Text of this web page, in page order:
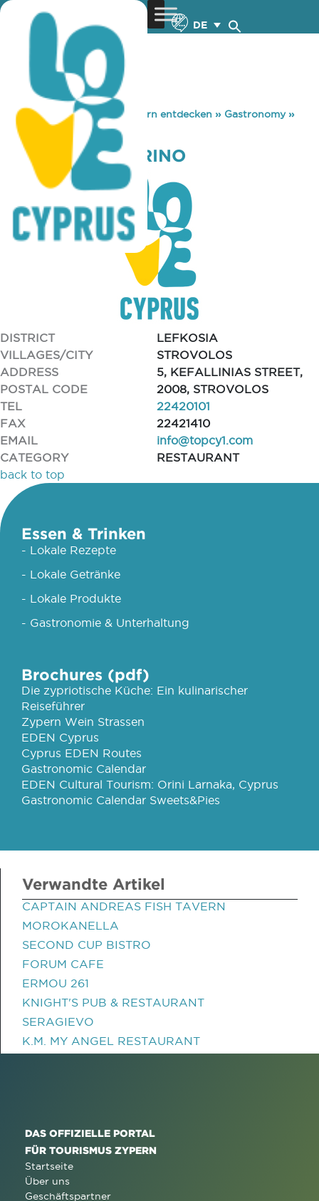
DE
You are here: Home »Zypern entdecken » Gastronomy»
YUMMY MANDARINO
YUMMY MANDARINO
DISTRICT
LEFKOSIA
VILLAGES/CITY
STROVOLOS
ADDRESS
5, KEFALLINIAS STREET,
POSTAL CODE
2008, STROVOLOS
TEL
22420101
FAX
22421410
EMAIL
info@topcy1.com
CATEGORY
RESTAURANT
back to top
Essen & Trinken
- Lokale Rezepte
- Lokale Getränke
- Lokale Produkte
- Gastronomie & Unterhaltung
Brochures (pdf)
Die zypriotische Küche: Ein kulinarischer
Reiseführer
Zypern Wein Strassen
EDEN Cyprus
Cyprus EDEN Routes
Gastronomic Calendar
EDEN Cultural Tourism: Orini Larnaka, Cyprus
Gastronomic Calendar Sweets&Pies
Verwandte Artikel
CAPTAIN ANDREAS FISH TAVERN
MOROKANELLA
SECOND CUP BISTRO
FORUM CAFE
ERMOU 261
KNIGHT'S PUB & RESTAURANT
SERAGIEVO
K.M. MY ANGEL RESTAURANT
DAS OFFIZIELLE PORTAL
FÜR TOURISMUS ZYPERN
Startseite
Über uns
Geschäftspartner